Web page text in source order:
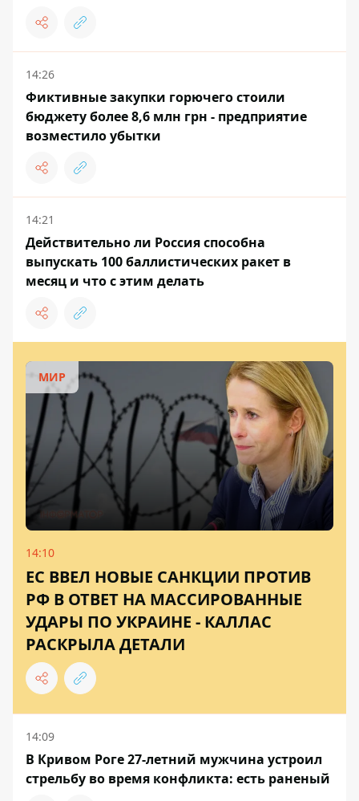
14:26
Фиктивные закупки горючего стоили
бюджету более 8,6 млн грн - предприятие
возместило убытки
14:21
Действительно ли Россия способна
выпускать 100 баллистических ракет в
месяц и что с этим делать
МИР
14:10
ЕС ВВЕЛ НОВЫЕ САНКЦИИ ПРОТИВ
РФ В ОТВЕТ НА МАССИРОВАННЫЕ
УДАРЫ ПО УКРАИНЕ - КАЛЛАС
РАСКРЫЛА ДЕТАЛИ
14:09
В Кривом Роге 27-летний мужчина устроил
стрельбу во время конфликта: есть раненый